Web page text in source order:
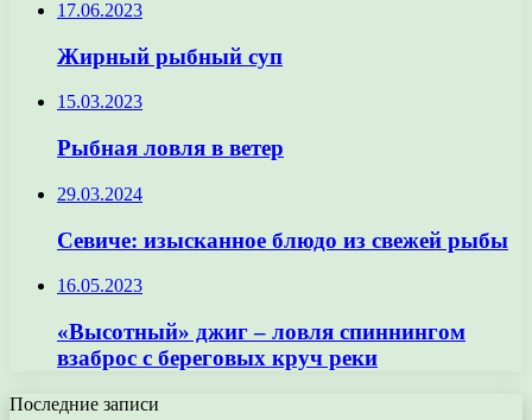
17.06.2023
Жирный рыбный суп
15.03.2023
Рыбная ловля в ветер
29.03.2024
Севиче: изысканное блюдо из свежей рыбы
16.05.2023
«Высотный» джиг – ловля спиннингом
взаброс с береговых круч реки
Последние записи